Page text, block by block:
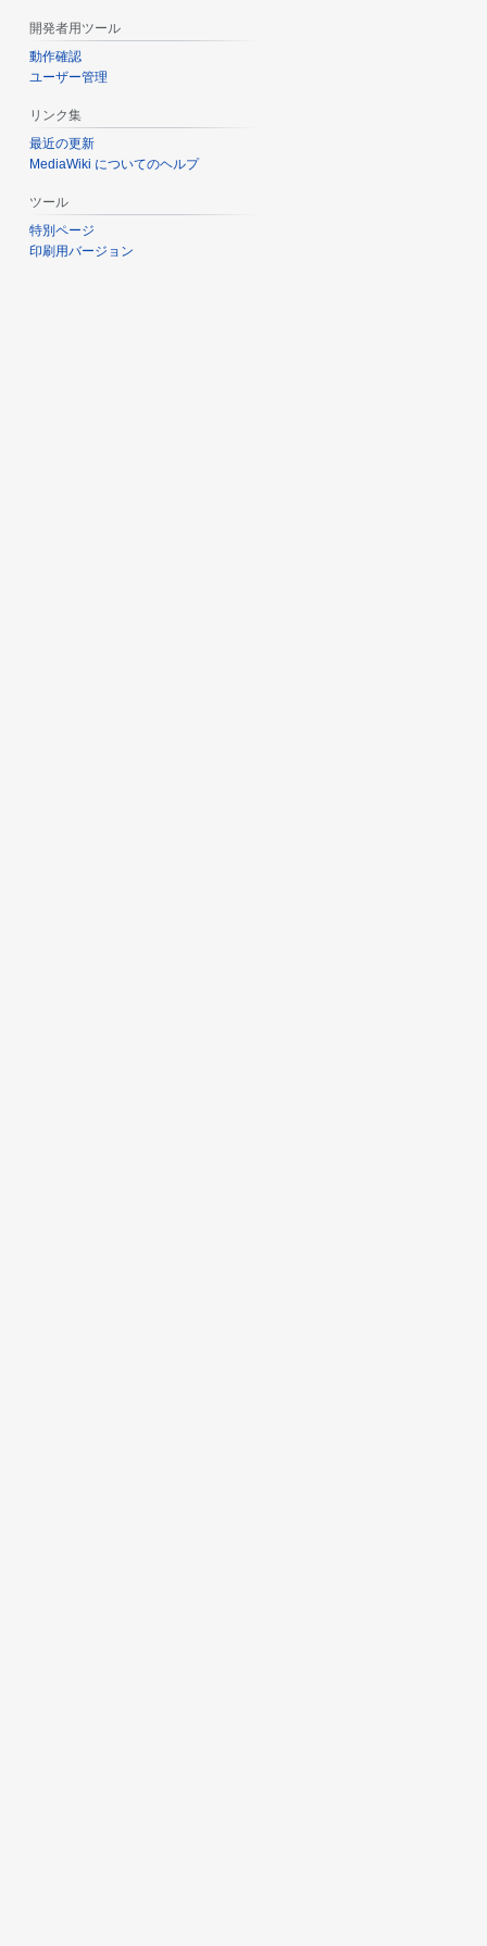
開発者用ツール
動作確認
ユーザー管理
リンク集
最近の更新
MediaWiki についてのヘルプ
ツール
特別ページ
印刷用バージョン